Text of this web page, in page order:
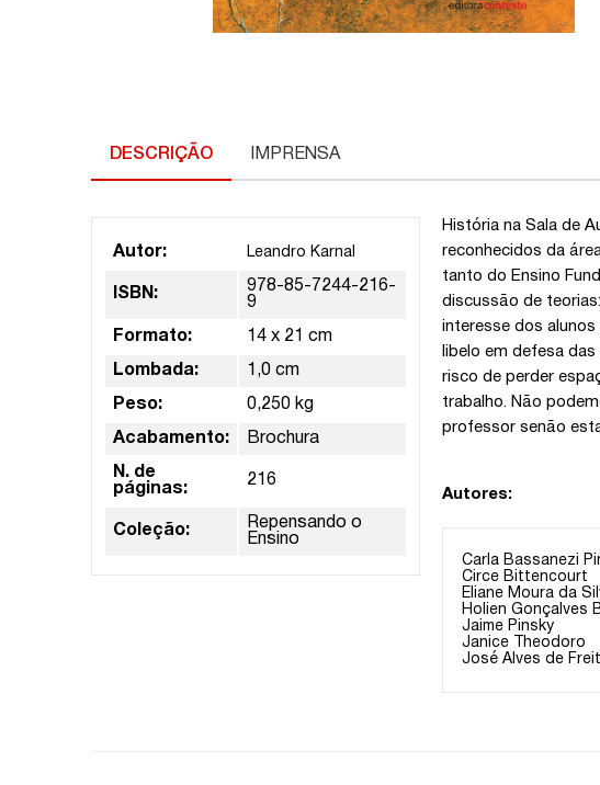
DESCRIÇÃO IMPRENSA
Autor: Leandro Karnal
ISBN:
978-85-7244-216-
9
Formato: 14 x 21 cm
Lombada: 1,0 cm
Peso: 0,250 kg
Acabamento: Brochura
N. de
páginas:
216
Coleção:
Repensando o
Ensino
História na Sala de
reconhecidos da
tanto do Ensino
discussão de
interesse dos
libelo em defesa
risco de perder
trabalho. Não
professor senão
Autores:
Carla Bassanezi
Circe Bittencourt
Eliane Moura da
Holien Gonçalves
Jaime Pinsky
Janice Theodoro
José Alves de